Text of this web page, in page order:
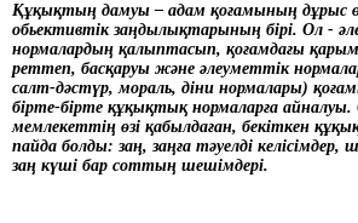
Құқықтың дамуы – адам қоғамының дұрыс
обьективтік заңдылықтарының бірі. Ол -
нормалардың қалыптасып, қоғамдағы
реттеп, басқаруы және әлеуметтік
салт-дәстүр, мораль, діни нормалары)
бірте-бірте құқықтық нормаларға
мемлекеттің өзі қабылдаған, бекіткен
пайда болды: заң, заңға тәуелді
заң күші бар соттың шешімдері.